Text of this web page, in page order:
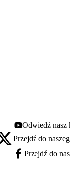
Youtube - otwiera się
Odwiedź nasz
- otwiera się w nowej karcie
Przejdź do
Facebook - otwiera się
Przejdź do